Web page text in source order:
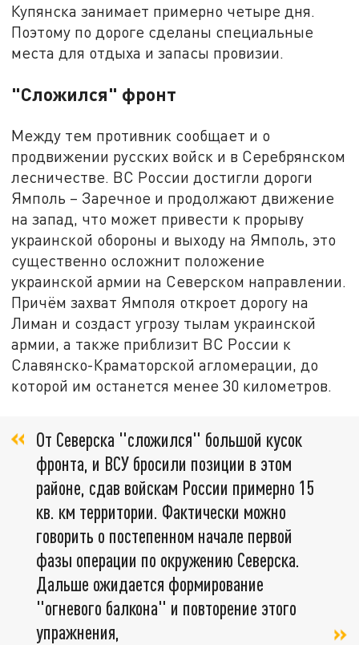
Купянска занимает примерно четыре дня.
Поэтому по дороге сделаны специальные
места для отдыха и запасы провизии.
"Сложился" фронт
Между тем противник сообщает и о
продвижении русских войск и в Серебрянском
лесничестве. ВС России достигли дороги
Ямполь – Заречное и продолжают движение
на запад, что может привести к прорыву
украинской обороны и выходу на Ямполь, это
существенно осложнит положение
украинской армии на Северском направлении.
Причём захват Ямполя откроет дорогу на
Лиман и создаст угрозу тылам украинской
армии, а также приблизит ВС России к
Славянско-Краматорской агломерации, до
которой им останется менее 30 километров.
От Северска "сложился" большой кусок
фронта, и ВСУ бросили позиции в этом
районе, сдав войскам России примерно 15
кв. км территории. Фактически можно
говорить о постепенном начале первой
фазы операции по окружению Северска.
Дальше ожидается формирование
"огневого балкона" и повторение этого
упражнения,